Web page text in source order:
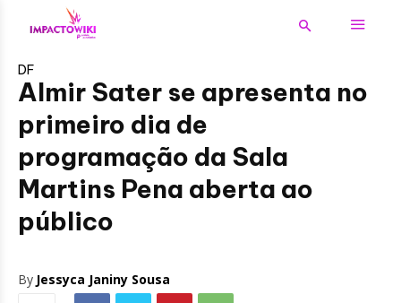
DF
Almir Sater se apresenta no
primeiro dia de
programação da Sala
Martins Pena aberta ao
público
By Jessyca Janiny Sousa